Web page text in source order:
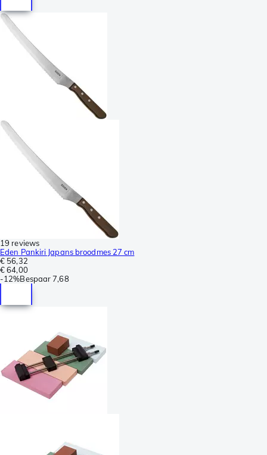
19 reviews
Eden Pankiri Japans broodmes 27 cm
€ 56,32
€ 64,00
-12%Bespaar 7,68